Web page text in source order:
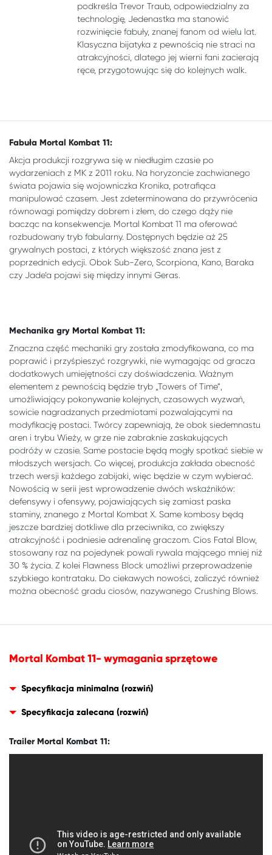
podkreśla Trevor Traub, odpowiedzialny za
technologię, Jedenastka ma stanowić
rozwinięcie fabuły, znanej fanom od wielu lat.
Klasyczna bijatyka z pewnością nie straci na
atrakcyjności, dlatego jej wierni fani zacierają
ręce, przygotowując się do kolejnych walk.
Fabuła Mortal Kombat 11:
Akcja produkcji rozgrywa się w niedługim czasie po
wydarzeniach z MK z 2011 roku. Na horyzoncie zachwianego
świata pojawia się wojowniczka Kronika, potrafiąca
manipulować czasem. Jest zdeterminowana do przywrócenia
równowagi pomiędzy dobrem i złem, do czego dąży nie
bacząc na konsekwencje. Mortal Kombat 11 ma oferować
rozbudowany tryb fabularny. Dostępnych będzie aż 25
grywalnych postaci, z których większość znana jest z
poprzednich edycji. Obok Sub-Zero, Scorpiona, Kano, Baraka
czy Jade’a pojawi się między innymi Geras.
Mechanika gry Mortal Kombat 11:
Znaczna część mechaniki gry została zmodyfikowana, co ma
poprawić i przyśpieszyć rozgrywki, nie wymagając od gracza
dodatkowych umiejętności czy doświadczenia. Ważnym
elementem z pewnością będzie tryb „Towers of Time”,
umożliwiający pokonywanie kolejnych, czasowych wyzwań,
sowicie nagradzanych przedmiotami pozwalającymi na
modyfikację postaci. Twórcy zapewniają, że obok siedemnastu
aren i trybu Wieży, w grze nie zabraknie zaskakujących
podróży w czasie. Same postacie będą mogły spotkać siebie w
młodszych wersjach. Co więcej, produkcja zakłada obecność
trzech wersji każdego zabijaki, więc będzie w czym wybierać.
Nowością w serii jest wprowadzenie dwóch wskaźników:
defensywy i ofensywy, pojawiających się zamiast paska
staminy, znanego z Mortal Kombat X. Same kombosy będą
jeszcze bardziej dotkliwe dla przeciwnika, co zwiększy
atrakcyjność i podniesie adrenalinę graczom. Cios Fatal Blow,
stosowany raz na pojedynek powali rywala mającego mniej niż
30 % życia. Z kolei Flawness Block umożliwi przeprowadzenie
szybkiego kontrataku. Do ciekawych nowości, zaliczyć również
można obecność gradu ciosów, nazywanego Crushing Blows.
Mortal Kombat 11- wymagania sprzętowe
Specyfikacja minimalna
Specyfikacja zalecana
Trailer Mortal Kombat 11: